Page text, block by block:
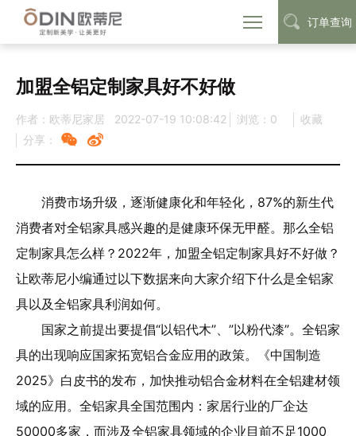
订单查询
首页> 定制家具加盟> 全铝家具定制
加盟全铝定制家具好不好做
作者：欧蒂尼家居 2022-07-19 10:08:42 浏览： 0
收藏
分享：
消费市场升级，逐渐健康化和年轻化，87%的新生代
消费者对全铝家具感兴趣的是健康环保无甲醛。那么全铝
定制家具怎么样？2022年，加盟全铝定制家具好不好做？
让欧蒂尼小编通过以下数据来向大家介绍下什么是全铝家
具以及全铝家具利润如何。
国家之前提出要提倡“以铝代木”、”以粉代漆”。全铝家
具的出现响应国家拓宽铝合金应用的政策。《中国制造
2025》白皮书的发布，加快推动铝合金材料在全铝建材领
域的应用。全铝家具全国范围内：家居行业的厂企达
50000多家，而涉及全铝家具领域的企业目前不足1000